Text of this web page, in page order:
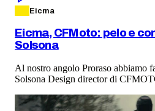
Eicma
Eicma, CFMoto: pelo e
Solsona
Al nostro angolo Proraso abbiamo
Solsona Design director di